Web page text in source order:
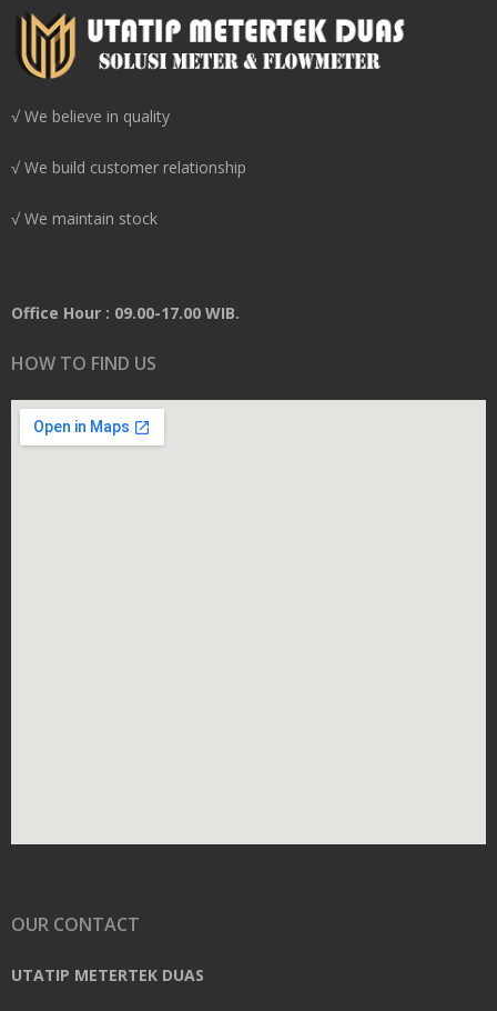
√ We believe in quality
√ We build customer relationship
√ We maintain stock
Office Hour : 09.00-17.00 WIB.
HOW TO FIND US
OUR CONTACT
UTATIP METERTEK DUAS